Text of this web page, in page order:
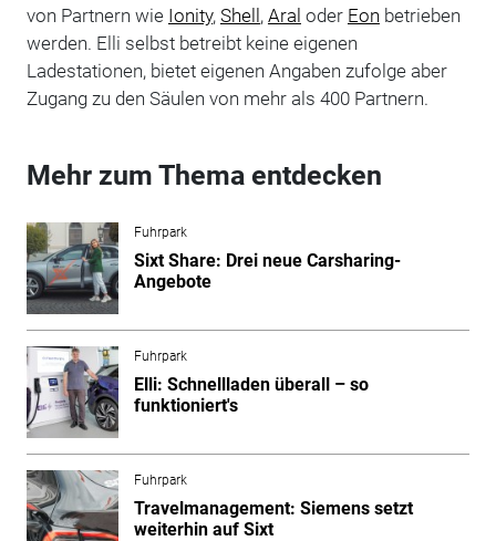
von Partnern wie Ionity, Shell, Aral oder Eon betrieben
werden. Elli selbst betreibt keine eigenen
Ladestationen, bietet eigenen Angaben zufolge aber
Zugang zu den Säulen von mehr als 400 Partnern.
Mehr zum Thema entdecken
Fuhrpark
Sixt Share: Drei neue Carsharing-
Angebote
Fuhrpark
Elli: Schnellladen überall – so
funktioniert's
Fuhrpark
Travelmanagement: Siemens setzt
weiterhin auf Sixt